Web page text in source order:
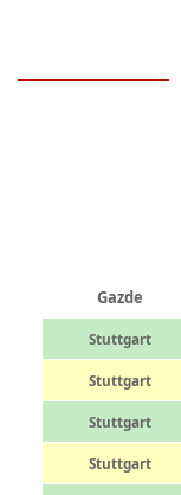
Gazde
Stuttgart
Stuttgart
Stuttgart
Stuttgart